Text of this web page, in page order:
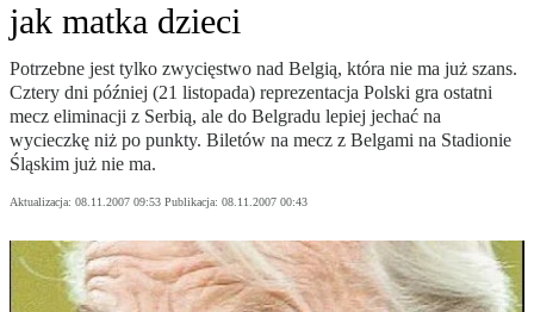
jak matka dzieci
Potrzebne jest tylko zwycięstwo nad Belgią, która nie ma już szans.
Cztery dni później (21 listopada) reprezentacja Polski gra ostatni
mecz eliminacji z Serbią, ale do Belgradu lepiej jechać na
wycieczkę niż po punkty. Biletów na mecz z Belgami na Stadionie
Śląskim już nie ma.
Aktualizacja: 08.11.2007 09:53 Publikacja: 08.11.2007 00:43